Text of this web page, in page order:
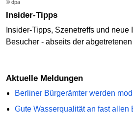
© dpa
Insider-Tipps
Insider-Tipps, Szenetreffs und neue
Besucher - abseits der
Aktuelle Meldungen
Berliner Bürgerämter werden
Gute Wasserqualität an fast allen